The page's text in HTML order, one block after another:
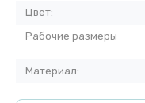
Цвет:
Рабочие размеры
Материал: